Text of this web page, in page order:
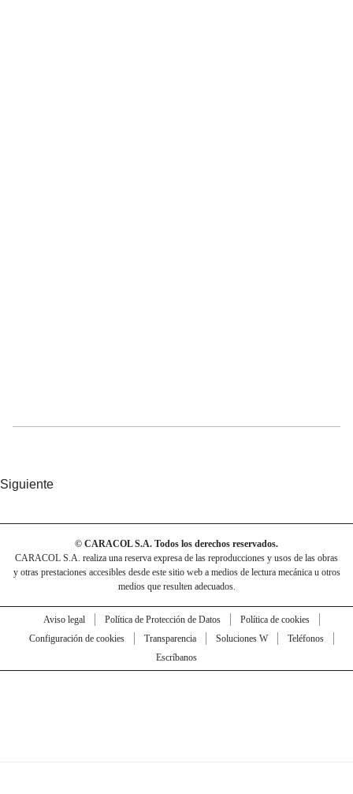
Siguiente
© CARACOL S.A. Todos los derechos reservados.
CARACOL S.A. realiza una reserva expresa de las reproducciones y usos de las obras
y otras prestaciones accesibles desde este sitio web a medios de lectura mecánica u otros
medios que resulten adecuados.
Aviso legal Política de Protección de Datos
Política de cookies
Configuración de cookies
Transparencia Soluciones W
Teléfonos
Escríbanos